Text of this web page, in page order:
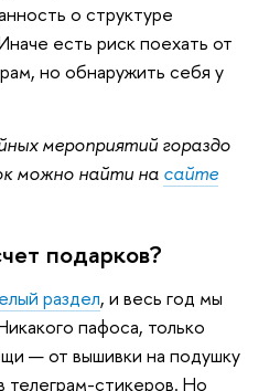
о структуре
есть риск поехать от
но обнаружить себя у
мероприятий гораздо
можно найти на сайте
подарков?
раздел, и весь год мы
пафоса, только
— от вышивки на подушку
телеграм-стикеров. Но